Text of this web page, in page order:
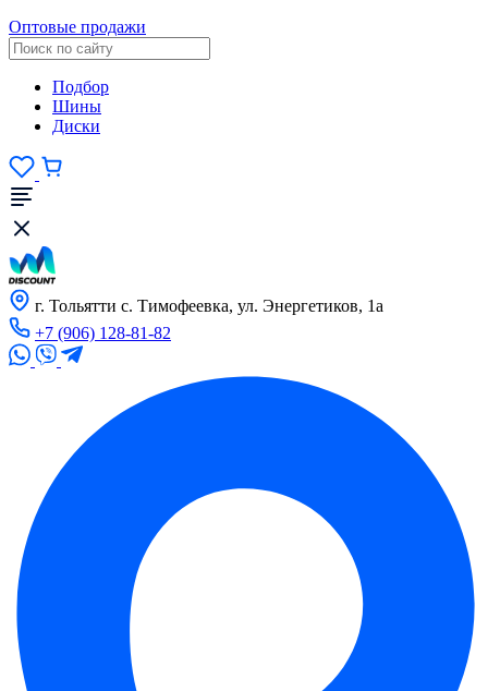
Оптовые продажи
Подбор
Шины
Диски
г. Тольятти с. Тимофеевка, ул. Энергетиков, 1а
+7 (906) 128-81-82